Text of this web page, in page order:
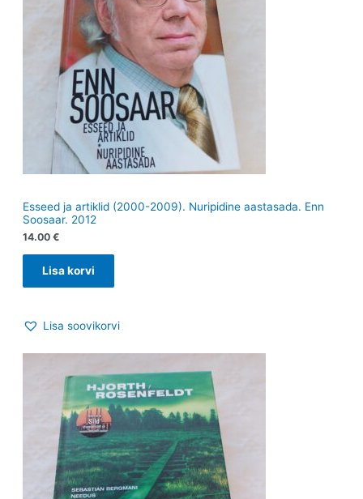
Esseed ja artiklid (2000-2009). Nuripidine aastasada. Enn
Soosaar. 2012
14.00 €
Lisa korvi
Lisa soovikorvi